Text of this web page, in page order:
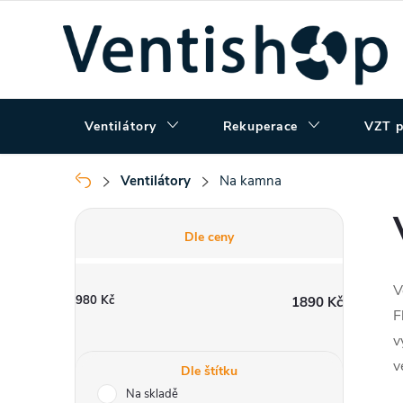
Ventilátory Rekuperace VZT
Domů
Ventilátory Na kamna
P
s
Dle ceny
980 Kč 1890 Kč
Dle štítku
Na skladě